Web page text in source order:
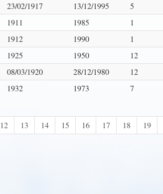
23/02/1917 13/12/1995 5
1911 1985 1
1912 1990 1
1925 1950 12
08/03/1920 28/12/1980 12
1932 1973 7
12 13 14 15 16 17 18 19